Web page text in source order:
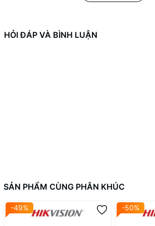
khám phá chi tiết về sản phẩm này, từ tính
tế cho đến hướng dẫn lắp đặt và cấu hình.
HỎI ĐÁP VÀ BÌNH LUẬN
SẢN PHẨM CÙNG PHÂN KHÚC
-49% -50%